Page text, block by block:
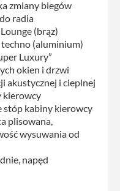
zmiany biegów
radia
(brąz)
(aluminium)
Luxury”
okien i drzwi
akustycznej i cieplnej
kierowcy
stóp kabiny kierowcy
plisowana,
wysuwania od
napęd